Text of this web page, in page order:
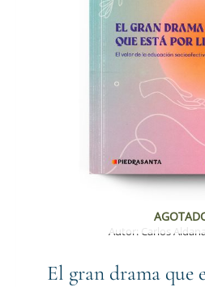
Autor: Carlos
El gran drama que